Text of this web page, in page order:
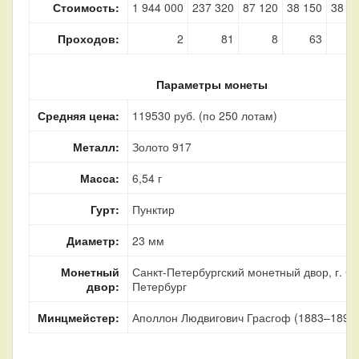
Стоимость: 1 944 000 237 320 87 120 38 150 38
Проходов:
2 81 8 63
Параметры монеты
Средняя цена:
119530 руб. (по 250 лотам)
Металл:
Золото 917
Масса:
6,54 г
Гурт:
Пунктир
Диаметр:
23 мм
Монетный
двор:
Санкт-Петербургский монетный двор, г.
Петербург
Минцмейстер:
Аполлон Людвигович Грасгоф (1883–1899)